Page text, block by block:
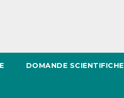
DOMANDE SCIENTIFICHE